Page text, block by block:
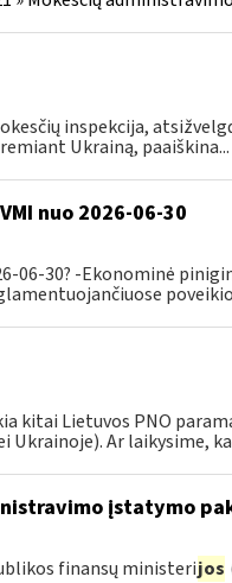
inspekcija,
Ukrainą, paaiškina...
nuo 2026-06-30
06-30? -Ekonominė
kitai Lietuvos PNO
Ar laikysime,
įstatymo
finansų ministerijos